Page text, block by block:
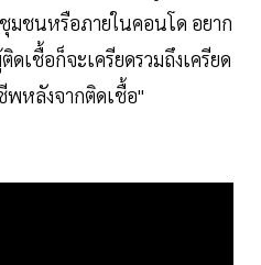
ชนหรือภายในคอนโด อยาก
เชื้อก็จะเครียดรวมถึงเครียด
พหลังจากติดเชื้อ"